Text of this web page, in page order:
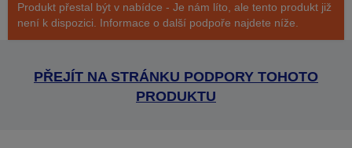
Produkt přestal být v nabídce - Je nám líto, ale tento produkt již
není k dispozici. Informace o další podpoře najdete níže.
PŘEJÍT NA STRÁNKU PODPORY TOHOTO
PRODUKTU